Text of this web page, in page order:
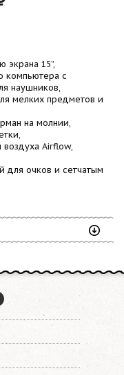
экрана 15”,
компьютера с
наушников,
мелких предметов и
на молнии,
Airflow,
для очков и сетчатым